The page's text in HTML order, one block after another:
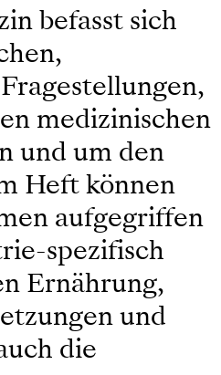
befasst sich
medizinischen
und um den
Heft können
aufgegriffen
spezifisch
Ernährung,
und
die